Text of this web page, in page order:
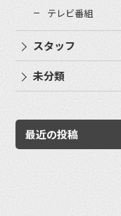
テレビ番組
スタッフ
未分類
最近の投稿